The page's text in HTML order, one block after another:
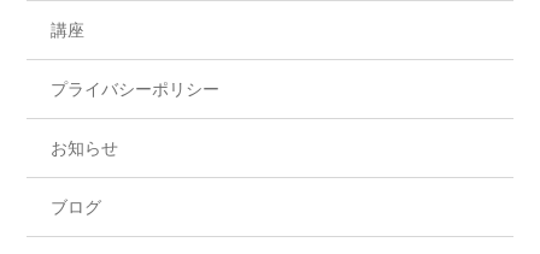
講座
プライバシーポリシー
お知らせ
ブログ